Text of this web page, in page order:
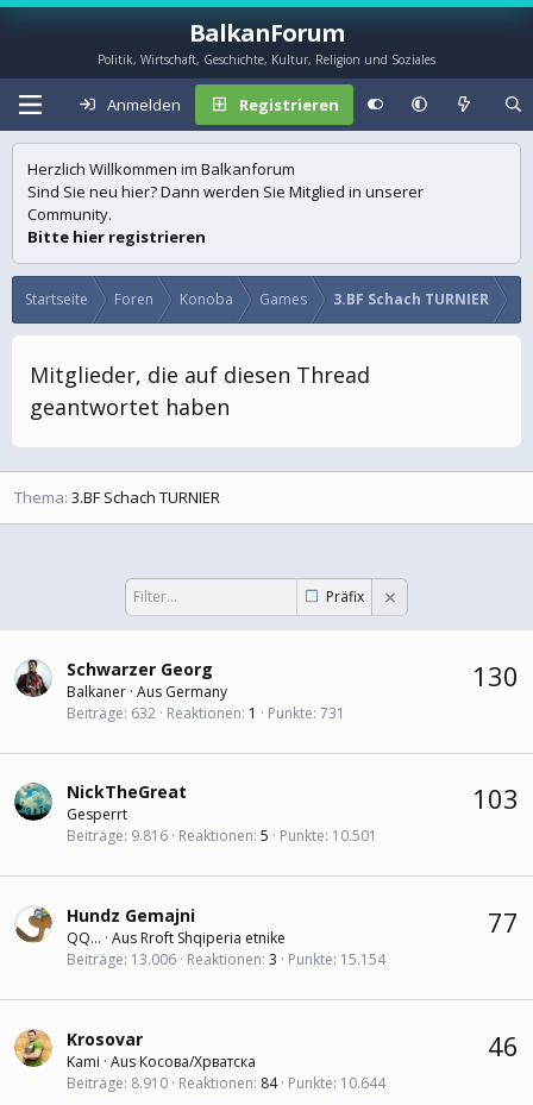
BalkanForum
Politik, Wirtschaft, Geschichte, Kultur, Religion und Soziales
Anmelden Registrieren
Herzlich Willkommen im Balkanforum
Sind Sie neu hier? Dann werden Sie Mitglied in unserer
Community.
Bitte hier registrieren
Startseite Foren Konoba Games 3.BF Schach TURNIER
Mitglieder, die auf diesen Thread
geantwortet haben
Thema 3.BF Schach TURNIER
Präfix
130
Schwarzer Georg
Balkaner · Aus Germany
Beiträge 632 Reaktionen 1 Punkte 731
103
NickTheGreat
Gesperrt
Beiträge 9.816 Reaktionen 5 Punkte 10.501
77
Hundz Gemajni
QQ... · Aus Rroft Shqiperia etnike
Beiträge 13.006 Reaktionen 3 Punkte 15.154
46
Krosovar
Kami · Aus Косова/Хрватска
Beiträge 8.910 Reaktionen 84 Punkte 10.644